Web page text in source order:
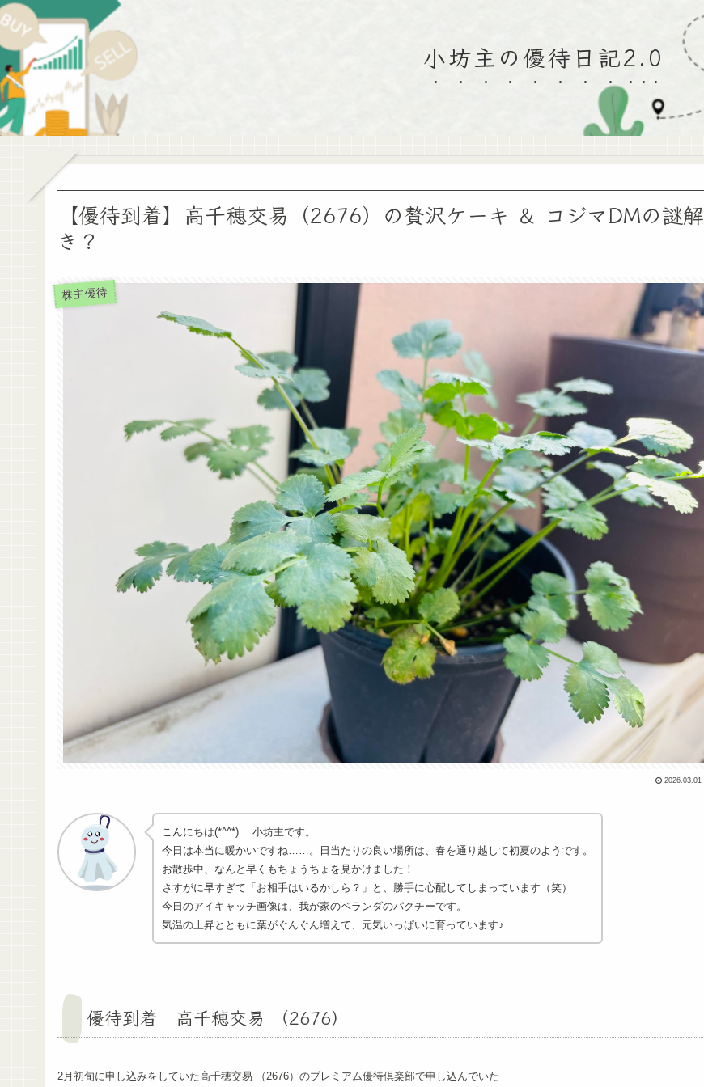
小坊主の優待日記2.0
【優待到着】高千穂交易（2676）の贅沢ケーキ ＆ コジマDMの謎解
き？
株主優待
2026.03.01
こんにちは(*^^*) 小坊主です。
今日は本当に暖かいですね……。日当たりの良い場所は、春を通り越して初夏のようです。
お散歩中、なんと早くもちょうちょを見かけました！
さすがに早すぎて「お相手はいるかしら？」と、勝手に心配してしまっています（笑）
今日のアイキャッチ画像は、我が家のベランダのパクチーです。
気温の上昇とともに葉がぐんぐん増えて、元気いっぱいに育っています♪
優待到着 高千穂交易 （2676）
2月初旬に申し込みをしていた高千穂交易 （2676）のプレミアム優待倶楽部で申し込んでいた